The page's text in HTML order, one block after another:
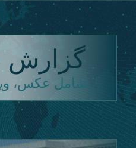
گزارش
شامل عکس،